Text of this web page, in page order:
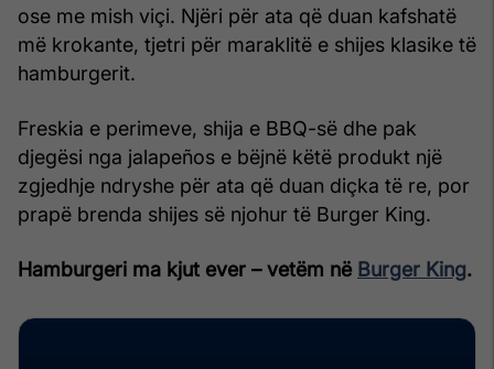
ose me mish viçi. Njëri për ata që duan kafshatë
më krokante, tjetri për maraklitë e shijes klasike të
hamburgerit.
Freskia e perimeve, shija e BBQ-së dhe pak
djegësi nga jalapeños e bëjnë këtë produkt një
zgjedhje ndryshe për ata që duan diçka të re, por
prapë brenda shijes së njohur të Burger King.
Hamburgeri ma kjut ever – vetëm në Burger King.